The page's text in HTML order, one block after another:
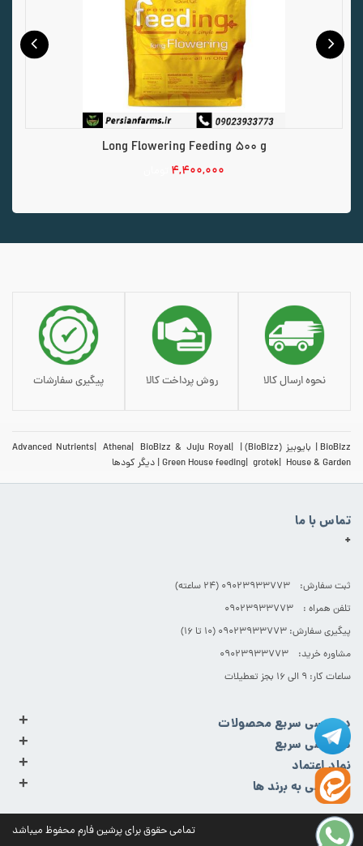
Long Flowering Feeding 500 g
۴,۴۰۰,۰۰۰تومان
افزودن به سبد خرید
نحوه ارسال کالا روش پرداخت کالا پیگیری سفارشات
BioBizz بایوبیز (BioBizz) Advanced Nutrients Athena
BioBizz & Juju Royal
Green House feeding grotek House & Garden دیگر کودها
تماس با ما
+
ثبت سفارش: 09023933773 (۲۴ ساعته)
تلفن همراه : 09023933773
پیگیری سفارش: 09023933773 (۱۰ تا ۱۶)
مشاوره خرید: 09023933773
ساعات کار: ۹ الی ۱۶ بجز تعطیلات
دسترسی سریع محصولات +
دسترسی سریع +
نماد اعتماد +
دسترسی به برند ها +
تمامی حقوق برای پرشین فارم محفوظ میباشد